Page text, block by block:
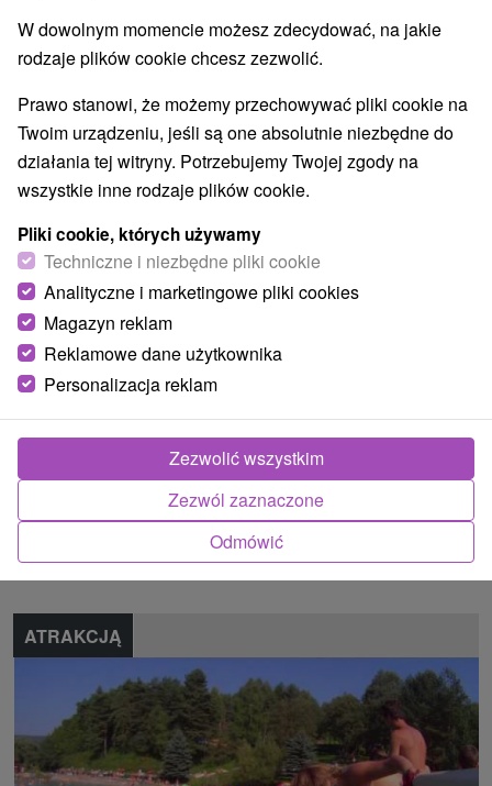
Region turystyczny
Ondavská vrchovina
Znalazłeś błąd lub chcesz polecić nam nową atrakcję
Zgłoś błąd
ATRAKCJĄ
W dowolnym momencie możesz zdecydować, na jakie
rodzaje plików cookie chcesz zezwolić.
Prawo stanowi, że możemy przechowywać pliki cookie na
Twoim urządzeniu, jeśli są one absolutnie niezbędne do
działania tej witryny. Potrzebujemy Twojej zgody na
wszystkie inne rodzaje plików cookie.
Pliki cookie, których używamy
Techniczne i niezbędne pliki cookie
Analityczne i marketingowe pliki cookies
Magazyn reklam
Reklamowe dane użytkownika
Personalizacja reklam
Odmówić
Zezwól zaznaczone
Zezwolić wszystkim